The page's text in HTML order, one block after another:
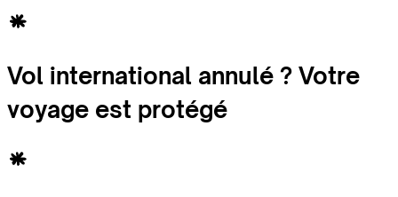
Vol international annulé ? Votre
voyage est protégé